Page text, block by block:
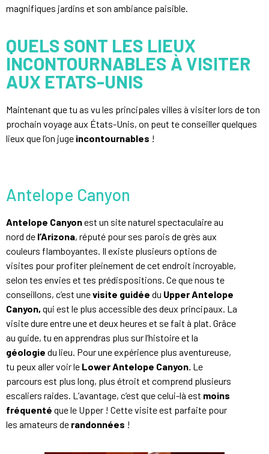
magnifiques jardins et son ambiance paisible.
QUELS SONT LES LIEUX
INCONTOURNABLES À VISITER
AUX ETATS-UNIS
Maintenant que tu as vu les principales villes à visiter lors de ton
prochain voyage aux États-Unis, on peut te conseiller quelques
lieux que l’on juge incontournables !
Antelope Canyon
Antelope Canyonest un site naturel spectaculaire au
nord de l’Arizona, réputé pour ses parois de grès aux
couleurs flamboyantes. Il existe plusieurs options de
visites pour profiter pleinement de cet endroit incroyable,
selon tes envies et tes prédispositions. Ce que nous te
conseillons, c’est unevisite guidée du Upper Antelope
Canyon, qui est le plus accessible des deux principaux. La
visite dure entre une et deux heures et se fait à plat. Grâce
au guide, tu en apprendras plus sur l’histoire et la
géologie du lieu. Pour une expérience plus aventureuse,
tu peux aller voir le Lower Antelope Canyon. Le
parcours est plus long, plus étroit et comprend plusieurs
escaliers raides. L’avantage, c’est que celui-là est moins
fréquenté que le Upper ! Cette visite est parfaite pour
les amateurs de randonnées !